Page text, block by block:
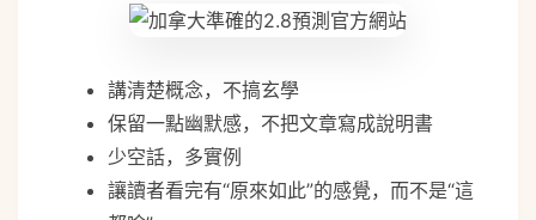
講清楚概念，不搞玄學
保留一點幽默感，不把文章寫成說明書
少空話，多實例
讓讀者看完有“原來如此”的感覺，而不是“這